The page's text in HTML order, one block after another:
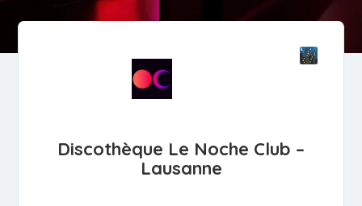
Discothèque Le Noche Club –
Lausanne